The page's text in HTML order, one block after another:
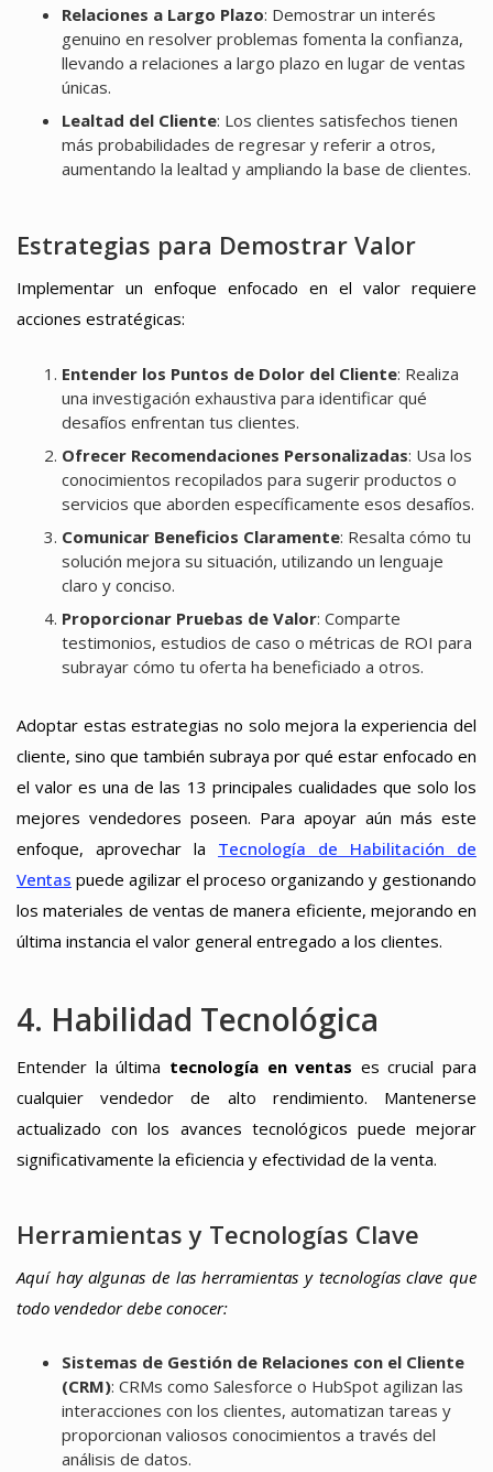
Relaciones a Largo Plazo: Demostrar un interés
genuino en resolver problemas fomenta la confianza,
llevando a relaciones a largo plazo en lugar de ventas
únicas.
Lealtad del Cliente: Los clientes satisfechos tienen
más probabilidades de regresar y referir a otros,
aumentando la lealtad y ampliando la base de clientes.
Estrategias para Demostrar Valor
Implementar un enfoque enfocado en el valor requiere
acciones estratégicas:
Entender los Puntos de Dolor del Cliente: Realiza
una investigación exhaustiva para identificar qué
desafíos enfrentan tus clientes.
Ofrecer Recomendaciones Personalizadas: Usa los
conocimientos recopilados para sugerir productos o
servicios que aborden específicamente esos desafíos.
Comunicar Beneficios Claramente: Resalta cómo tu
solución mejora su situación, utilizando un lenguaje
claro y conciso.
Proporcionar Pruebas de Valor: Comparte
testimonios, estudios de caso o métricas de ROI para
subrayar cómo tu oferta ha beneficiado a otros.
Adoptar estas estrategias no solo mejora la experiencia del
cliente, sino que también subraya por qué estar enfocado en
el valor es una de las 13 principales cualidades que solo los
mejores vendedores poseen. Para apoyar aún más este
enfoque, aprovechar la Tecnología de Habilitación de
Ventas puede agilizar el proceso organizando y gestionando
los materiales de ventas de manera eficiente, mejorando en
última instancia el valor general entregado a los clientes.
4. Habilidad Tecnológica
Entender la última tecnología en ventas es crucial para
cualquier vendedor de alto rendimiento. Mantenerse
actualizado con los avances tecnológicos puede mejorar
significativamente la eficiencia y efectividad de la venta.
Herramientas y Tecnologías Clave
Aquí hay algunas de las herramientas y tecnologías clave que
todo vendedor debe conocer:
Sistemas de Gestión de Relaciones con el Cliente
(CRM): CRMs como Salesforce o HubSpot agilizan las
interacciones con los clientes, automatizan tareas y
proporcionan valiosos conocimientos a través del
análisis de datos.